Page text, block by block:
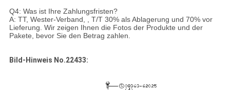
Q4: Was ist Ihre Zahlungsfristen?
A: TT, Wester-Verband, , T/T 30% als Ablagerung und 70% vor
Lieferung. Wir zeigen Ihnen die Fotos der Produkte und der
Pakete, bevor Sie den Betrag zahlen.
Bild-Hinweis No.22433: